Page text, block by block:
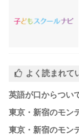
よく読まれて
英語が口からつい
東京・新宿のモン
東京・新宿のモン